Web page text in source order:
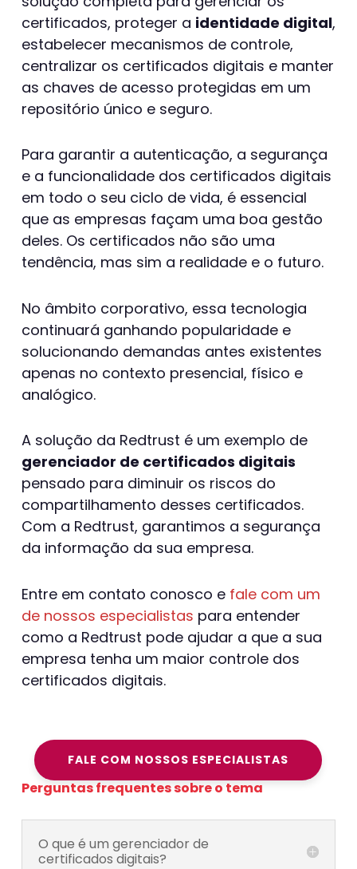
certificados, proteger a identidade digital,
estabelecer mecanismos de controle,
centralizar os certificados digitais e manter
as chaves de acesso protegidas em um
repositório único e seguro.
Para garantir a autenticação, a segurança
e a funcionalidade dos certificados digitais
em todo o seu ciclo de vida, é essencial
que as empresas façam uma boa gestão
deles. Os certificados não são uma
tendência, mas sim a realidade e o futuro.
No âmbito corporativo, essa tecnologia
continuará ganhando popularidade e
solucionando demandas antes existentes
apenas no contexto presencial, físico e
analógico.
A solução da Redtrust é um exemplo de
gerenciador de certificados digitais
pensado para diminuir os riscos do
compartilhamento desses certificados.
Com a Redtrust, garantimos a segurança
da informação da sua empresa.
Entre em contato conosco e fale com um
de nossos especialistas para entender
como a Redtrust pode ajudar a que a sua
empresa tenha um maior controle dos
certificados digitais.
FALE COM NOSSOS ESPECIALISTAS
Perguntas frequentes sobre o tema
O que é um gerenciador de
certificados digitais?